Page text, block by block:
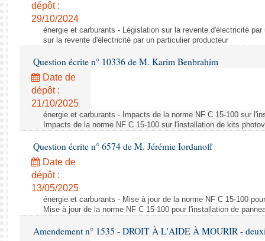
dépôt :
29/10/2024
énergie et carburants - Législation sur la revente d'électricité
sur la revente d'électricité par un particulier producteur
Question écrite n° 10336 de M. Karim Benbrahim
Date de
dépôt :
21/10/2025
énergie et carburants - Impacts de la norme NF C 15-100 sur
Impacts de la norme NF C 15-100 sur l'installation de kits
Question écrite n° 6574 de M. Jérémie Iordanoff
Date de
dépôt :
13/05/2025
énergie et carburants - Mise à jour de la norme NF C 15-100
Mise à jour de la norme NF C 15-100 pour l'installation de
Amendement n° 1535 - DROIT À L'AIDE À MOURIR -